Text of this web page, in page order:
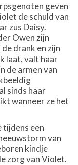
geven
de schuld van
zus Daisy.
Owen zijn
drank en zijn
laat, valt haar
de armen van
sinds haar
wanneer ze het
tijdens een
van
kindje
zorg van Violet.